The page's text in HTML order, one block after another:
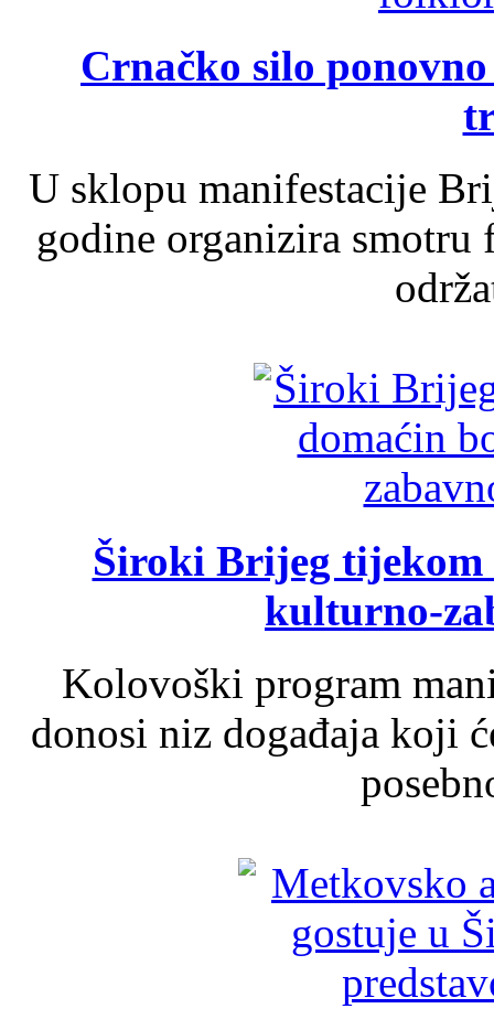
Crnačko silo
U sklopu manifestacije
godine organizira
Široki Brijeg tijekom
kulturno-
Kolovoški program
donosi niz događaja koji